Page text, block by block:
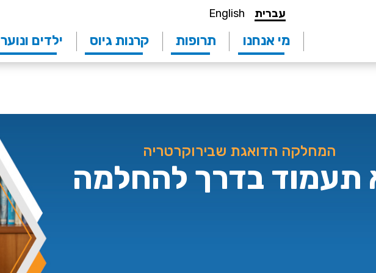
English עברית
מי אנחנו תרופות קרנות גיוס ילדים ונוער
המחלקה הדואגת שבירוקרטריה
תעמוד בדרך להחלמה